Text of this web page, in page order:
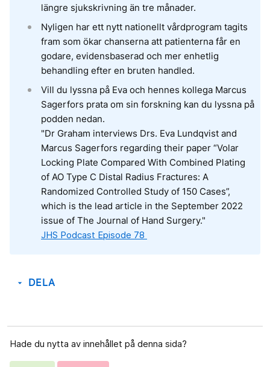
längre sjukskrivning än tre månader.
Nyligen har ett nytt nationellt vårdprogram tagits
fram som ökar chanserna att patienterna får en
godare, evidensbaserad och mer enhetlig
behandling efter en bruten handled.
Vill du lyssna på Eva och hennes kollega Marcus
Sagerfors prata om sin forskning kan du lyssna på
podden nedan.
"Dr Graham interviews Drs. Eva Lundqvist and
Marcus Sagerfors regarding their paper “Volar
Locking Plate Compared With Combined Plating
of AO Type C Distal Radius Fractures: A
Randomized Controlled Study of 150 Cases”,
which is the lead article in the September 2022
issue of The Journal of Hand Surgery."
JHS Podcast Episode 78
arrow_drop_down DELA
Hade du nytta av innehållet på denna sida?